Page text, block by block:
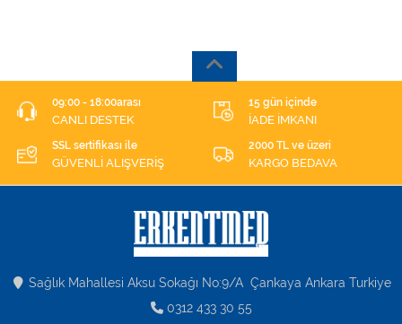
09:00 - 18:00arası
CANLI DESTEK
15 gün içinde
İADE İMKANI
SSL sertifikası ile
GÜVENLİ ALIŞVERİŞ
2000 TL ve üzeri
KARGO BEDAVA
Sağlık Mahallesi Aksu Sokağı No:9/A Çankaya Ankara Turkiye
0312 433 30 55